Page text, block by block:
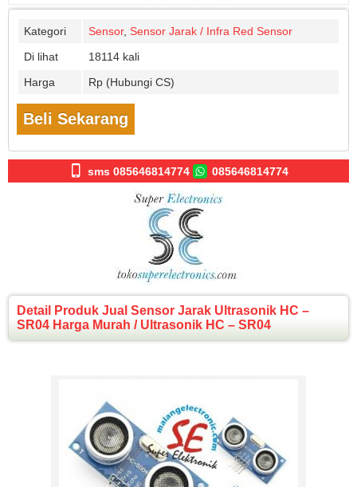
Kategori Sensor, Sensor Jarak / Infra Red Sensor
Di lihat
18114 kali
Harga
Rp (Hubungi CS)
Beli Sekarang
sms 085646814774 085646814774
Detail Produk Jual Sensor Jarak Ultrasonik HC –
SR04 Harga Murah / Ultrasonik HC – SR04